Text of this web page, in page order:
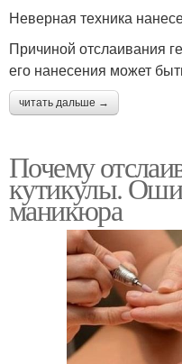
Неверная техника
Причиной отслаивания
его нанесения может
читать дальше →
Почему
кутикулы.
маникюра